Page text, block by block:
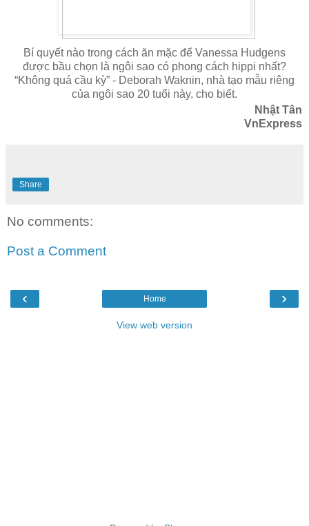
Bí quyết nào trong cách ăn mặc để Vanessa Hudgens
được bầu chọn là ngôi sao có phong cách hippi nhất?
“Không quá cầu kỳ” - Deborah Waknin, nhà tạo mẫu riêng
của ngôi sao 20 tuổi này, cho biết.
Nhật Tân
VnExpress
Share
No comments:
Post a Comment
‹ ›
Home
View web version